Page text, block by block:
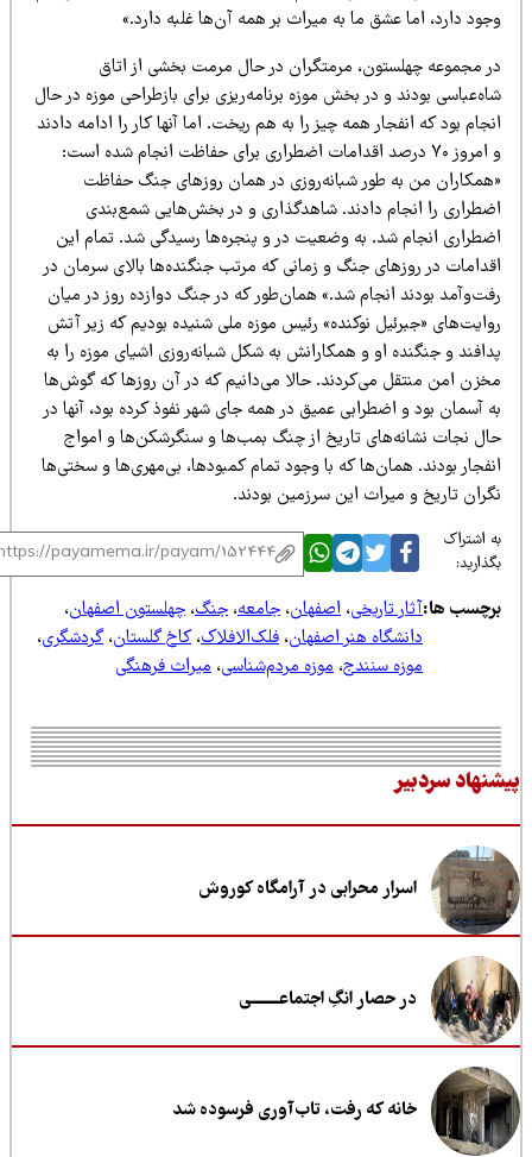
دارد، اما عشق ما به میراث بر همه آن‌ها غلبه دارد.»
مجموعه چهلستون، مرمتگران در حال مرمت بخشی از اتاق
بودند و در بخش موزه برنامه‌ریزی برای بازطراحی موزه در حال
بود که انفجار همه چیز را به هم ریخت. اما آنها کار را ادامه دادند
و امروز ۷۰ درصد اقدامات اضطراری برای حفاظت انجام شده است:
من به طور شبانه‌روزی در همان روزهای جنگ حفاظت
را انجام دادند. شاهدگذاری و در بخش‌هایی شمع‌بندی
انجام شد. به وضعیت در و پنجره‌ها رسیدگی شد. تمام این
در روزهای جنگ و زمانی که مرتب جنگنده‌ها بالای سرمان در
بودند انجام شد.» همان‌طور که در جنگ دوازده روز در میان
«جبرئیل نوکنده» رئیس موزه ملی شنیده بودیم که زیر آتش
و جنگنده او و همکارانش به شکل شبانه‌روزی اشیای موزه را به
امن منتقل می‌کردند. حالا می‌دانیم که در آن روزها که گوش‌ها
آسمان بود و اضطرابی عمیق در همه جای شهر نفوذ کرده بود، آنها در
نجات نشانه‌های تاریخ از چنگ بمب‌ها و سنگرشکن‌ها و امواج
بودند. همان‌ها که با وجود تمام کمبودها، بی‌مهری‌ها و سختی‌ها
تاریخ و میراث این سرزمین بودند.
اشتراک
ها:آثار تاریخی،اصفهان،جامعه،جنگ ،چهلستون اصفهان،
دانشگاه هنر اصفهان،فلک‌الافلاک،کاخ گلستان،گردشگری،
موزه سنندج،موزه مردم‌شناسی،میراث فرهنگی
سردبیر
اسرار محرابی در آرامگاه کوروش
در حصار انگِ اجتماعــــــــی
خانه که رفت، تاب‌آوری فرسوده شد